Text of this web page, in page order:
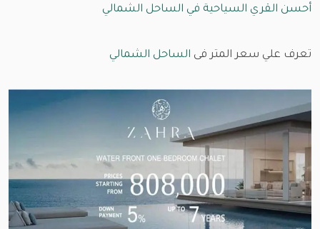
أحسن القري السياحية في الساحل الشمالي
تعرف علي سعر المتر فى الساحل الشمالي